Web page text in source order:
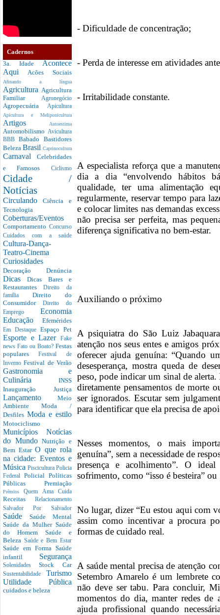
Cadernos
3a. Idade Acontece
Aqui Acões Sociais
Afinando a língua
Agricultura Agricultura
Familiar Agronegócio
Agropecuária Apicultura
Apicultura e Meliponicultura
Artigos Autoestima
Automobilismo Avicultura
BBBBabado Bastidores
Beleza Brasil Caprinocultura
Carnaval Celebridades
e Famosos Ciclismo
Cidade /
Notícias
CirculandoCiência e
Tecnologia
Coberturas/Eventos
Comportamento Concurso
Cuidados com a saúde
Cultura-Dança-
Teatro-Cinema
Curiosidades
Decoração Denúncia
DicasDicas Bares e
RestaurantesDireito da
família Direito do
Consumidor Direito do
Emprego Economia
Educação Efemérides
Em Destaque Espaço Pet
Esporte e Lazer
Fake
news Fato ou Boato? Festas
popularesFestival de
InvernoFestival de Verão
Gastronomia e
Culinária INSS
Inauguração Justiça
Lançamento Meio
AmbienteModa /
Desfiles Moda e estilo
Motociclismo
Municípios Notícias
do MundoNutrição e
Bem EstarO que rola
na cidade: Eventos e
Música Piscicultura Policia
Federal Policial Políticas
Públicas Premiação
PrêmiosQuem Ama Cuida
Receitas Relacionamento
Salvador Por Salvador
Saúde Saúde Mental
Saúde da Mulher Saúde
do Homem Saúde e
Beleza Saúde e Bem Estar
Saúde em Forma Saúde
infantil Segurança
SolenidadesStock Car
Sustentabilidade Turismo
Utilidade Pública
cuidados e beleza
- Dificuldade de concentração;
- Perda de interesse em atividades
- Irritabilidade constante.
A especialista reforça que a
dia a dia “envolvendo hábitos
qualidade, ter uma alimentação
regularmente, reservar tempo para
e colocar limites nas demandas
não precisa ser perfeita, mas
diferença significativa no bem-estar.
Auxiliando o próximo
A psiquiatra do São Luiz
atenção nos seus entes e amigos
oferecer ajuda genuína: “Quando
desesperança, mostra queda de
peso, pode indicar um sinal de
diretamente pensamentos de morte
ser ignorados. Escutar sem
para identificar que ela precisa de
Nesses momentos, o mais
genuína”, sem a necessidade de
presença e acolhimento”. O
sofrimento, como “isso é besteira” ou
No lugar, dizer “Eu estou aqui com
assim como incentivar a procura
formas de cuidado real.
A saúde mental precisa de atenção
Setembro Amarelo é um lembrete
não deve ser tabu. Para concluir,
momentos do dia, manter redes de
ajuda profissional quando